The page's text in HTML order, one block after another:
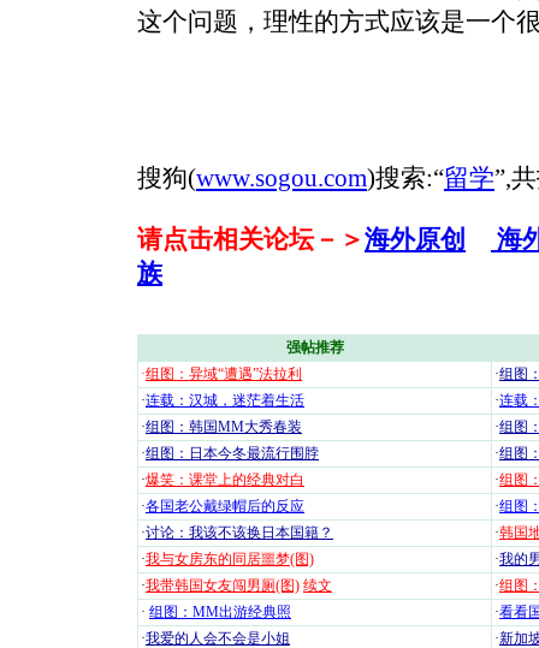
这个问题，理性的方式应该是一个
搜狗(www.sogou.com)搜索:“留学”,
请点击相关论坛－＞海外原创
海
族
强帖推荐
·组图：异域“遭遇”法拉利 ·组图
·连载：汉城，迷茫着生活 ·连载
·组图：韩国MM大秀春装 ·组图
·组图：日本今冬最流行围脖 ·组图
·爆笑：课堂上的经典对白 ·组图
·各国老公戴绿帽后的反应 ·组图
·讨论：我该不该换日本国籍？ ·韩国
·我与女房东的同居噩梦(图) ·我的
·我带韩国女友闯男厕(图) 续文 ·组图
· 组图：MM出游经典照 ·看看
·我爱的人会不会是小姐 ·新加